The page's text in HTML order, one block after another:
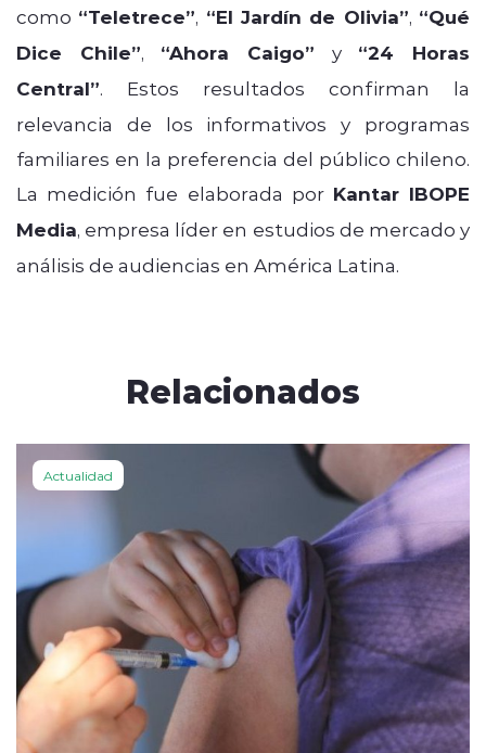
como “Teletrece”, “El Jardín de Olivia”, “Qué
Dice Chile”, “Ahora Caigo” y “24 Horas
Central”. Estos resultados confirman la
relevancia de los informativos y programas
familiares en la preferencia del público chileno.
La medición fue elaborada por Kantar IBOPE
Media, empresa líder en estudios de mercado y
análisis de audiencias en América Latina.
Relacionados
Actualidad